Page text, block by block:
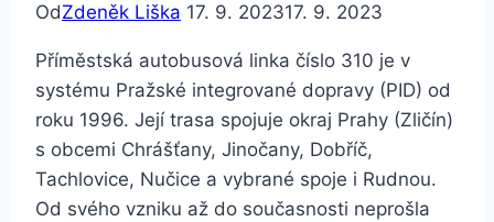
OdZdeněk Liška 17. 9. 202317. 9. 2023
Příměstská autobusová linka číslo 310 je v
systému Pražské integrované dopravy (PID) od
roku 1996. Její trasa spojuje okraj Prahy (Zličín)
s obcemi Chrášťany, Jinočany, Dobříč,
Tachlovice, Nučice a vybrané spoje i Rudnou.
Od svého vzniku až do současnosti neprošla